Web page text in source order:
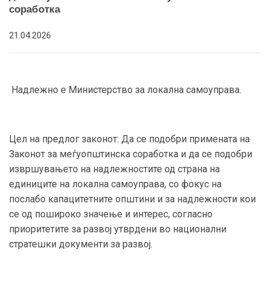
соработка
21.04.2026
Надлежно е Министерство за локална самоуправа.
Цел на предлог законот: Да се подобри примената на
Законот за меѓуопштинска соработка и да се подобри
извршувањето на надлежностите од страна на
единиците на локална самоуправа, со фокус на
послабо капацитетните општини и за надлежности кои
се од пошироко значење и интерес, согласно
приоритетите за развој утврдени во национални
стратешки документи за развој.